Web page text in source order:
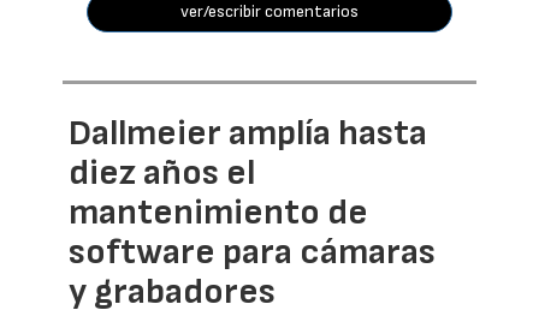
ver/escribir comentarios
Dallmeier amplía hasta
diez años el
mantenimiento de
software para cámaras
y grabadores